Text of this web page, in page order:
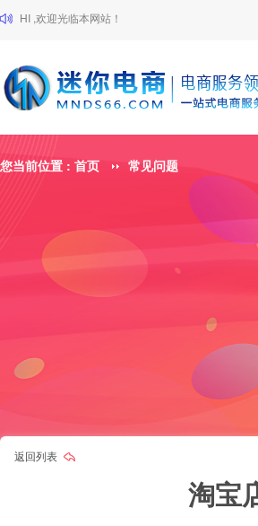
HI ,欢迎光临本网站！
您当前位置 : 首页 常见问题
返回列表
淘宝